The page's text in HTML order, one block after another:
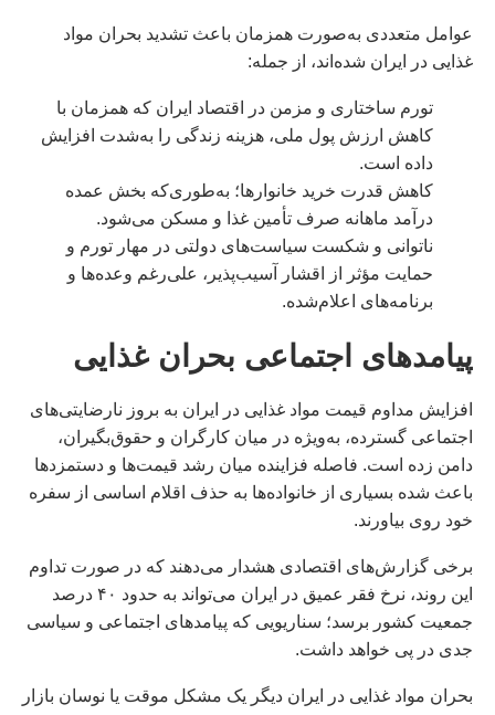
عوامل متعددی به‌صورت همزمان باعث تشدید بحران مواد
غذایی در ایران شده‌اند، از جمله:
تورم ساختاری و مزمن در اقتصاد ایران که همزمان با
کاهش ارزش پول ملی، هزینه زندگی را به‌شدت افزایش
داده است.
کاهش قدرت خرید خانوارها؛ به‌طوری‌که بخش عمده
درآمد ماهانه صرف تأمین غذا و مسکن می‌شود.
ناتوانی و شکست سیاست‌های دولتی در مهار تورم و
حمایت مؤثر از اقشار آسیب‌پذیر، علی‌رغم وعده‌ها و
برنامه‌های اعلام‌شده.
پیامدهای اجتماعی بحران غذایی
افزایش مداوم قیمت مواد غذایی در ایران به بروز نارضایتی‌های
اجتماعی گسترده، به‌ویژه در میان کارگران و حقوق‌بگیران،
دامن زده است. فاصله فزاینده میان رشد قیمت‌ها و دستمزدها
باعث شده بسیاری از خانواده‌ها به حذف اقلام اساسی از سفره
خود روی بیاورند.
برخی گزارش‌های اقتصادی هشدار می‌دهند که در صورت تداوم
این روند، نرخ فقر عمیق در ایران می‌تواند به حدود ۴۰ درصد
جمعیت کشور برسد؛ سناریویی که پیامدهای اجتماعی و سیاسی
جدی در پی خواهد داشت.
بحران مواد غذایی در ایران دیگر یک مشکل موقت یا نوسان بازار